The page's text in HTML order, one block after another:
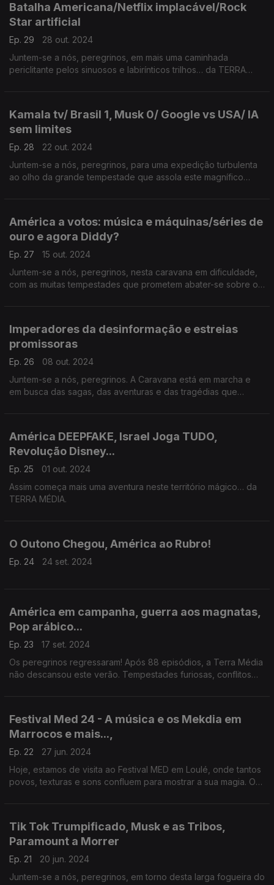
Batalha Americana/Netflix implacável/Rock
Star artificial
Ep. 29
28 out. 2024
Juntem-se a nós, peregrinos, em mais uma caminhada
periclitante pelos sinuosos e labirínticos trilhos… da TERRA
Kamala tv/ Brasil 1, Musk 0/ Google vs USA/ IA
sem limites
Ep. 28
22 out. 2024
Juntem-se a nós, peregrinos, para uma expedição turbulenta
ao olho da grande tempestade que assola este magnífico
América a votos: música e máquinas/séries de
ouro e agora Diddy?
Ep. 27
15 out. 2024
Juntem-se a nós, peregrinos, nesta caravana em dificuldade,
com as muitas tempestades que prometem abater-se sobre os
Imperadores da desinformação e estreias
promissoras
Ep. 26
08 out. 2024
Juntem-se a nós, peregrinos. A Caravana está em marcha e
em busca das sagas, das aventuras e das tragédias que
América DEEPFAKE, Israel Joga TUDO,
Revolução Disney...
Ep. 25
01 out. 2024
Assim começa mais uma aventura neste território mágico… da
TERRA MÉDIA.
O Outono Chegou, América ao Rubro!
Ep. 24 24 set. 2024
América em campanha, guerra aos magnatas,
Pop arábico...
Ep. 23
17 set. 2024
Os peregrinos regressaram! Após 88 episódios, a Terra Média
não descansou este verão. Tempestades furiosas, conflitos
Festival Med 24 - A música e os Mekdia em
Marrocos e mais...,
Ep. 22
27 jun. 2024
Hoje, estamos de visita ao Festival MED em Loulé, onde tantos
povos, texturas e sons confluem para mostrar a sua magia. O
Tik Tok Trumpificado, Musk e as Tribos,
Paramount a Morrer
Ep. 21
20 jun. 2024
Juntem-se a nós, peregrinos, em torno desta larga fogueira do